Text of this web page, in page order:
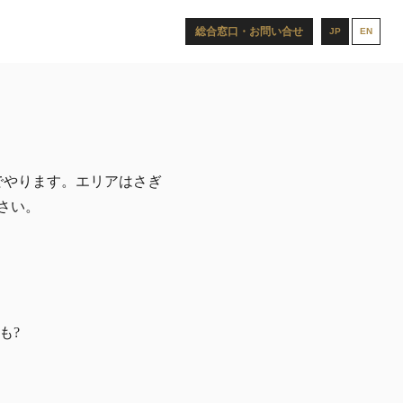
JP EN
総合窓口・お問い合せ
ります。エリアはさぎ
い。
?